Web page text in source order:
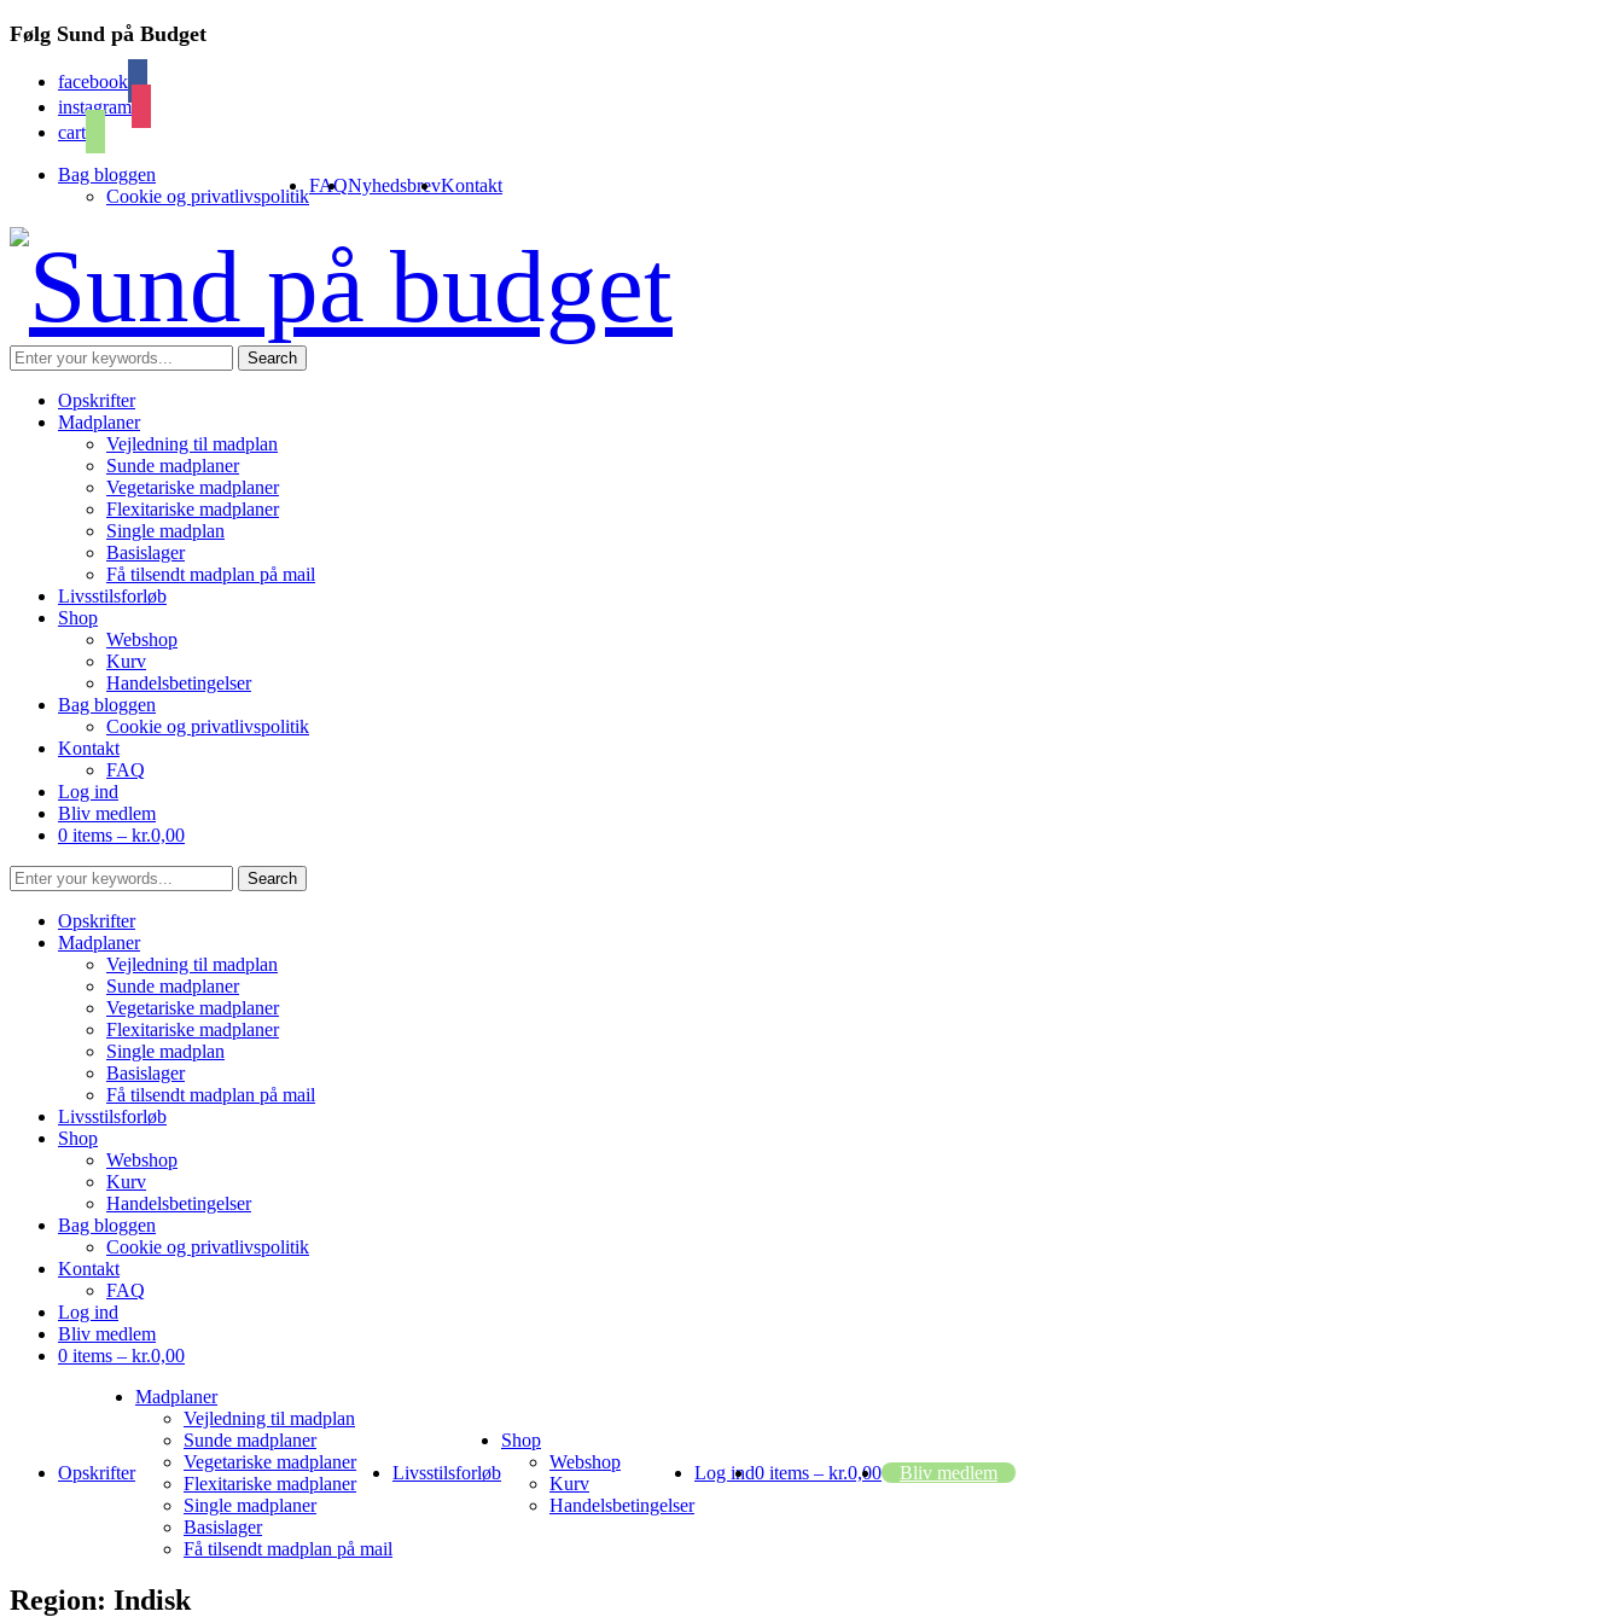
Følg Sund på Budget
facebook
instagram
cart
Bag bloggen
Cookie og privatlivspolitik
FAQNyhedsbrevKontakt
Opskrifter
Madplaner
Vejledning til madplan
Sunde madplaner
Vegetariske madplaner
Flexitariske madplaner
Single madplan
Basislager
Få tilsendt madplan på mail
Livsstilsforløb
Shop
Webshop
Kurv
Handelsbetingelser
Bag bloggen
Cookie og privatlivspolitik
Kontakt
FAQ
Log ind
Bliv medlem
0 items – kr.0,00
Opskrifter
Madplaner
Vejledning til madplan
Sunde madplaner
Vegetariske madplaner
Flexitariske madplaner
Single madplan
Basislager
Få tilsendt madplan på mail
Livsstilsforløb
Shop
Webshop
Kurv
Handelsbetingelser
Bag bloggen
Cookie og privatlivspolitik
Kontakt
FAQ
Log ind
Bliv medlem
0 items – kr.0,00
Opskrifter
Madplaner
Vejledning til madplan
Sunde madplaner
Vegetariske madplaner
Flexitariske madplaner
Single madplaner
Basislager
Få tilsendt madplan på mail
Livsstilsforløb
Shop
Webshop
Kurv
Handelsbetingelser
Log ind Bliv medlem
0 items – kr.0,00
Region: Indisk